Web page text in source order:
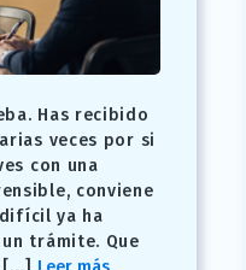
Has recibido
veces por si
con una
conviene
ya ha
trámite. Que